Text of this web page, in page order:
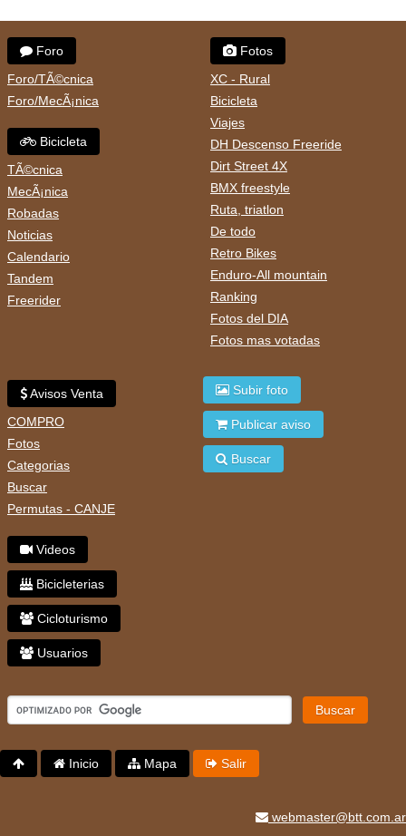
Foro
Foro/TÃ©cnica
Foro/MecÃ¡nica
Bicicleta
TÃ©cnica
MecÃ¡nica
Robadas
Noticias
Calendario
Tandem
Freerider
Fotos
XC - Rural
Bicicleta
Viajes
DH Descenso Freeride
Dirt Street 4X
BMX freestyle
Ruta, triatlon
De todo
Retro Bikes
Enduro-All mountain
Ranking
Fotos del DIA
Fotos mas votadas
Avisos Venta
COMPRO
Fotos
Categorias
Buscar
Permutas - CANJE
Videos
Bicicleterias
Cicloturismo
Usuarios
Subir foto
Publicar aviso
Buscar
Buscar
Inicio Mapa Salir
webmaster@btt.com.ar